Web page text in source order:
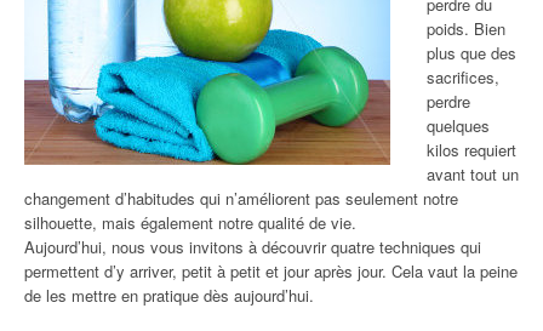
poids. Bien
plus que des
sacrifices,
perdre
quelques
kilos requiert
avant tout un
changement d’habitudes qui n’améliorent pas seulement notre
silhouette, mais également notre qualité de vie.
Aujourd’hui, nous vous invitons à découvrir quatre techniques qui
permettent d’y arriver, petit à petit et jour après jour. Cela vaut la peine
de les mettre en pratique dès aujourd’hui.